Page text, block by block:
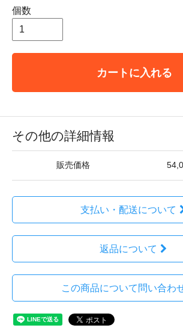
個数
カートに入れる
その他の詳細情報
販売価格
支払い・配送について
返品について
この商品について問い合わ